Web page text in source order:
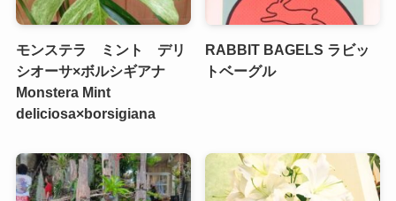
モンステラ ミント デリ
シオーサ×ボルシギアナ
Monstera Mint
deliciosa×borsigiana
RABBIT BAGELS ラビッ
トベーグル